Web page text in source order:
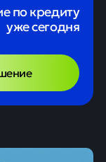
по кредиту
уже сегодня